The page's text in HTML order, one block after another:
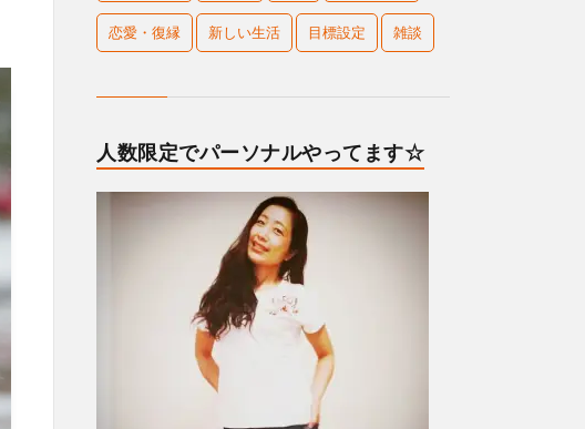
恋愛・復縁 新しい生活 目標設定 雑談
人数限定でパーソナルやってます☆